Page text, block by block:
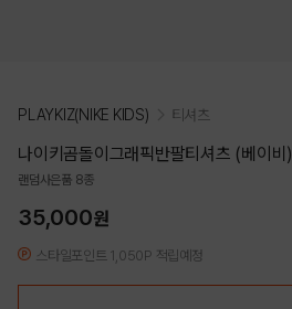
PLAYKIZ(NIKE KIDS) 티셔츠
나이키곰돌이그래픽반팔티셔츠 (베이비)
랜덤사은품 8종
35,000원
스타일포인트 1,050P 적립예정